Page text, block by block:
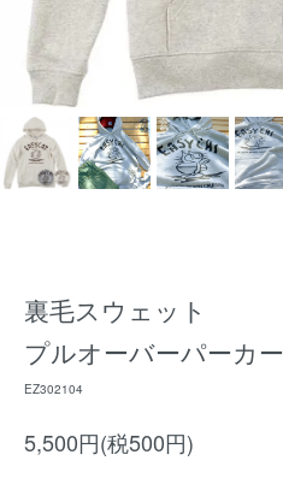
裏毛スウェット
プルオーバーパーカー
EZ302104
5,500円(税500円)